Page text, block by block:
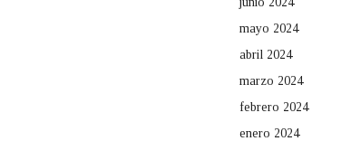
mayo 2024
abril 2024
marzo 2024
febrero 2024
enero 2024